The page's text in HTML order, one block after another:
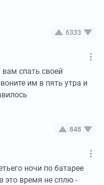
6333
спать своей
им в пять утра и
848
ночи по батарее
это время не сплю -